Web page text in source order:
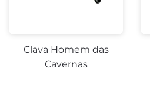
Clava Homem das
Cavernas